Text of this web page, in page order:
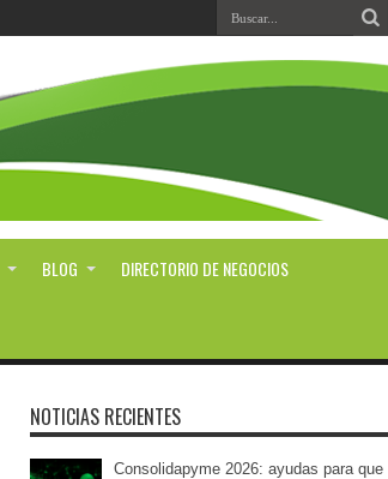
BLOG DIRECTORIO DE NEGOCIOS
NOTICIAS RECIENTES
Consolidapyme 2026: ayudas para que